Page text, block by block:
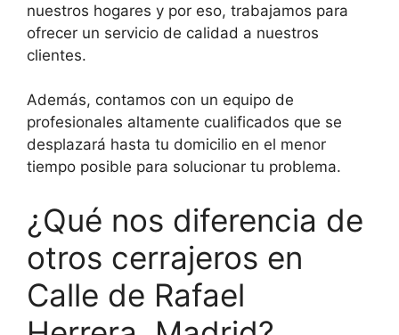
nuestros hogares y por eso, trabajamos para
ofrecer un servicio de calidad a nuestros
clientes.
Además, contamos con un equipo de
profesionales altamente cualificados que se
desplazará hasta tu domicilio en el menor
tiempo posible para solucionar tu problema.
¿Qué nos diferencia de
otros cerrajeros en
Calle de Rafael